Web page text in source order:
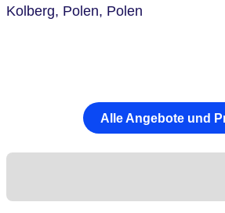
Kolberg, Polen, Polen
Alle Angebote und